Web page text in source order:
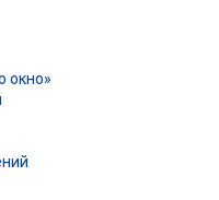
окно»